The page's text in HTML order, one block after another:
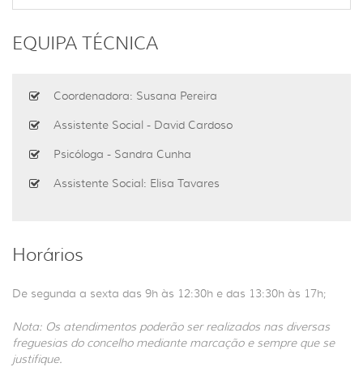
EQUIPA TÉCNICA
Coordenadora: Susana Pereira
Assistente Social - David Cardoso
Psicóloga - Sandra Cunha
Assistente Social: Elisa Tavares
Horários
De segunda a sexta das 9h às 12:30h e das 13:30h às 17h;
Nota: Os atendimentos poderão ser realizados nas diversas
freguesias do concelho mediante marcação e sempre que se
justifique.